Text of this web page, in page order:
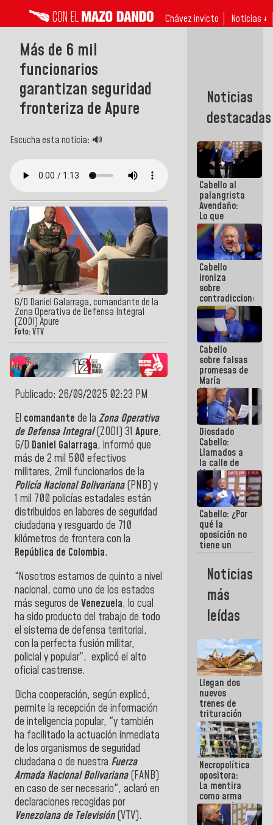
Chávez invicto Noticias ↓
Más de 6 mil
funcionarios
garantizan seguridad
fronteriza de Apure
Escucha esta noticia: 🔊
G/D Daniel Galarraga, comandante de la
Zona Operativa de Defensa Integral
(ZODI) Apure
Foto: VTV
Publicado: 26/09/2025 02:23 PM
El comandante de la Zona Operativa
de Defensa Integral(ZODI) 31 Apure,
G/D Daniel Galarraga, informó que
más de 2 mil 500 efectivos
militares, 2mil funcionarios de la
Policía Nacional Bolivariana(PNB) y
1 mil 700 policías estadales están
distribuidos en labores de seguridad
ciudadana y resguardo de 710
kilómetros de frontera con la
República de Colombia.
“Nosotros estamos de quinto a nivel
nacional, como uno de los estados
más seguros de Venezuela, lo cual
ha sido producto del trabajo de todo
el sistema de defensa territorial,
con la perfecta fusión militar,
policial y popular", explicó el alto
oficial castrense.
Dicha cooperación, según explicó,
permite la recepción de información
de inteligencia popular, "y también
ha facilitado la actuación inmediata
de los organismos de seguridad
ciudadana o de nuestra Fuerza
Armada Nacional Bolivariana(FANB)
en caso de ser necesario", aclaró en
declaraciones recogidas por
Venezolana de Televisión(VTV).
Noticias
destacadas
Cabello al
palangrista
Avendaño:
Lo que
vayas a
escribir
hazlo hoy
por que no
sabemos si
la semana
que viene
hay
programa
Cabello
ironiza
sobre
contradicciones
y mentiras
de María
Machado:
¡Créanle!
Cabello
sobre falsas
promesas de
María
Machado:
¿Quién le
puede creer?
¿Y la gente
que ella iba
a salvar en
La Guaira?
Diosdado
Cabello:
Llamados a
la calle de
María
Machado se
estrellaron
de frente
contra el
Pueblo
Cabello: ¿Por
qué la
oposición no
tiene un
que se
convierta en
tendencia?
Noticias
más
leídas
Llegan dos
nuevos
trenes de
trituración
para
optimizar
manejo de
escombros
en La Guaira
Necropolítica
opositora:
La mentira
como arma
contra el
Pueblo